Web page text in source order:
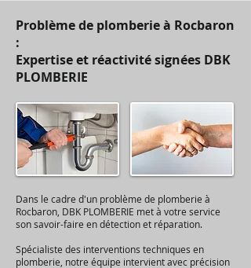
Problème de plomberie à Rocbaron
:
Expertise et réactivité signées DBK
PLOMBERIE
Dans le cadre d'un problème de plomberie à
Rocbaron, DBK PLOMBERIE met à votre service
son savoir-faire en détection et réparation.
Spécialiste des interventions techniques en
plomberie, notre équipe intervient avec précision